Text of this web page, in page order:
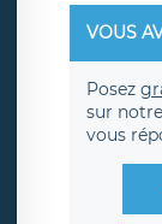
VOUS
Posez
sur
vous